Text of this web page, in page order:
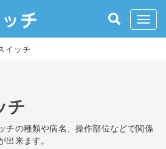
イッチ
チ
チの種類や病名、操作部位などで関係
来ます。